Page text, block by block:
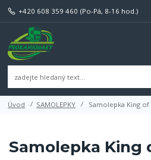
+420 608 359 460 (Po-Pá, 8-16 hod.)
Úvod SAMOLEPKY Samolepka King
Samolepka King